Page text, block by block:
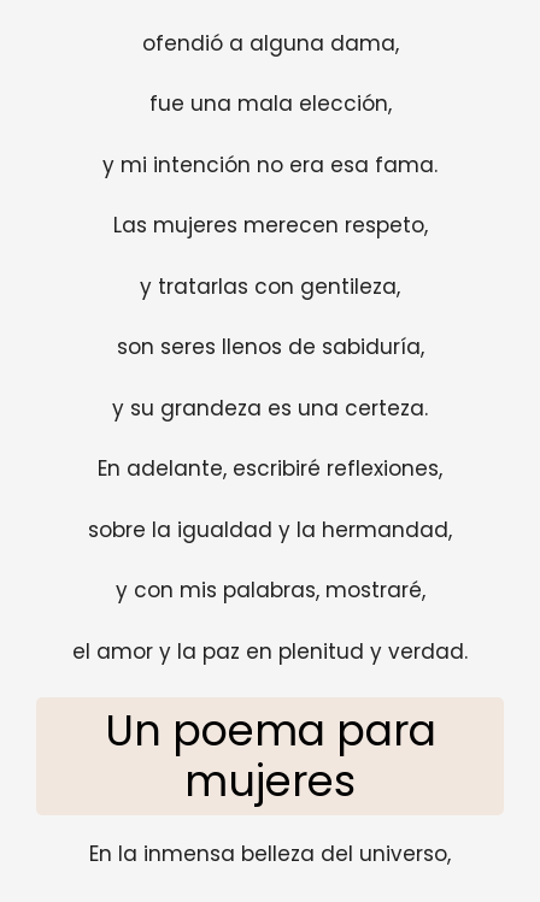
ofendió a alguna dama,
fue una mala elección,
y mi intención no era esa fama.
Las mujeres merecen respeto,
y tratarlas con gentileza,
son seres llenos de sabiduría,
y su grandeza es una certeza.
En adelante, escribiré reflexiones,
sobre la igualdad y la hermandad,
y con mis palabras, mostraré,
el amor y la paz en plenitud y verdad.
Un poema para
mujeres
En la inmensa belleza del universo,